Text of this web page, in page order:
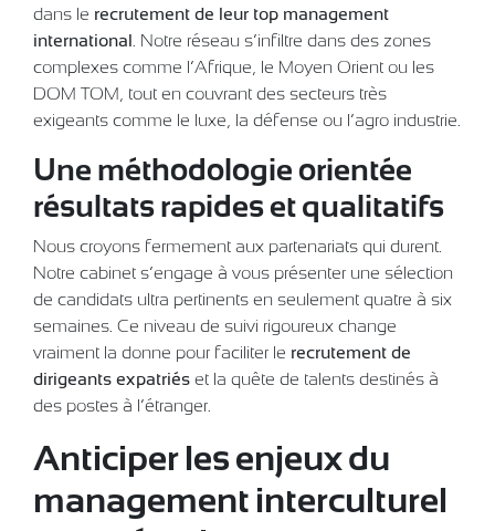
dans le recrutement de leur top management
international. Notre réseau s’infiltre dans des zones
complexes comme l’Afrique, le Moyen Orient ou les
DOM TOM, tout en couvrant des secteurs très
exigeants comme le luxe, la défense ou l’agro industrie.
Une méthodologie orientée
résultats rapides et qualitatifs
Nous croyons fermement aux partenariats qui durent.
Notre cabinet s’engage à vous présenter une sélection
de candidats ultra pertinents en seulement quatre à six
semaines. Ce niveau de suivi rigoureux change
vraiment la donne pour faciliter le recrutement de
dirigeants expatriés et la quête de talents destinés à
des postes à l’étranger.
Anticiper les enjeux du
management interculturel